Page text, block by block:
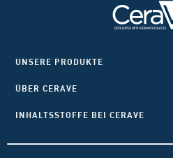
UNSERE PRODUKTE
ÜBER CERAVE
INHALTSSTOFFE BEI CERAVE